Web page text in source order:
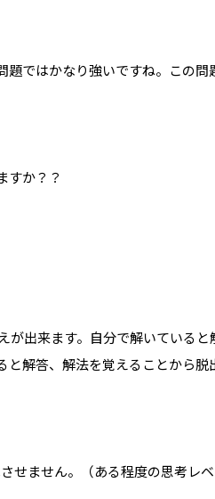
ではかなり強いですね。この問
すか？？
が出来ます。自分で解いている
解答、解法を覚えることから脱
せません。（ある程度の思考レベ